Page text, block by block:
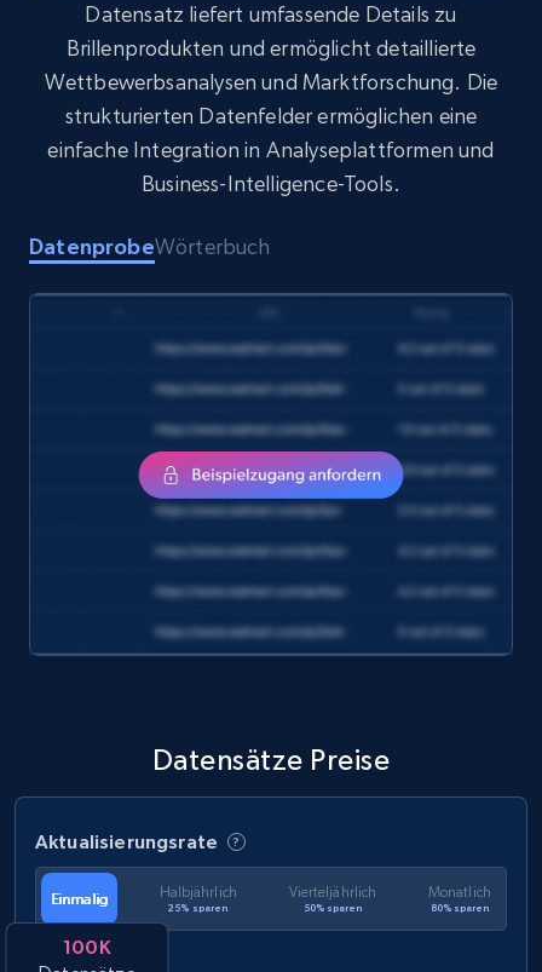
eCommerce
1.3K+ 175+ Jetzt kaufen
URL, Title amazon, Seller name amazon, Brand
amazon, Description amazon, Initial price
132+ Jetzt kaufen
Category id, Product id, Product name, Price,
eCommerce
1.2K+ 208+
Best Buy products
Datensatz liefert umfassende Details zu
Brillenprodukten und ermöglicht detaillierte
Wettbewerbsanalysen und Marktforschung. Die
strukturierten Datenfelder ermöglichen eine
einfache Integration in Analyseplattformen und
Business-Intelligence-Tools.
DatenprobeWörterbuch
Datensätze Preise
Aktualisierungsrate
Einmalig Halbjährlich
25% sparen
Vierteljährlich
50% sparen
Monatlich
80% sparen
100K